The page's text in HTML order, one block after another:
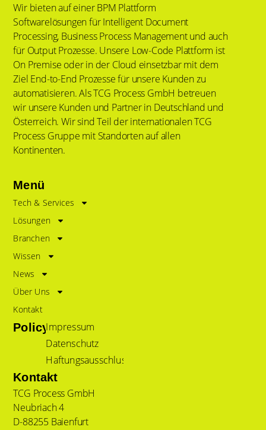
Wir bieten auf einer BPM Plattform
Softwarelösungen für Intelligent Document
Processing, Business Process Management und auch
für Output Prozesse. Unsere Low-Code Plattform ist
On Premise oder in der Cloud einsetzbar mit dem
Ziel End-to-End Prozesse für unsere Kunden zu
automatisieren. Als TCG Process GmbH betreuen
wir unsere Kunden und Partner in Deutschland und
Österreich. Wir sind Teil der internationalen TCG
Process Gruppe mit Standorten auf allen
Kontinenten.
Menü
Tech & Services
Lösungen
Branchen
Wissen
News
Über Uns
Kontakt
PolicyImpressum
Datenschutz
Haftungsausschluss
Kontakt
TCG Process GmbH
Neubriach 4
D-88255 Baienfurt